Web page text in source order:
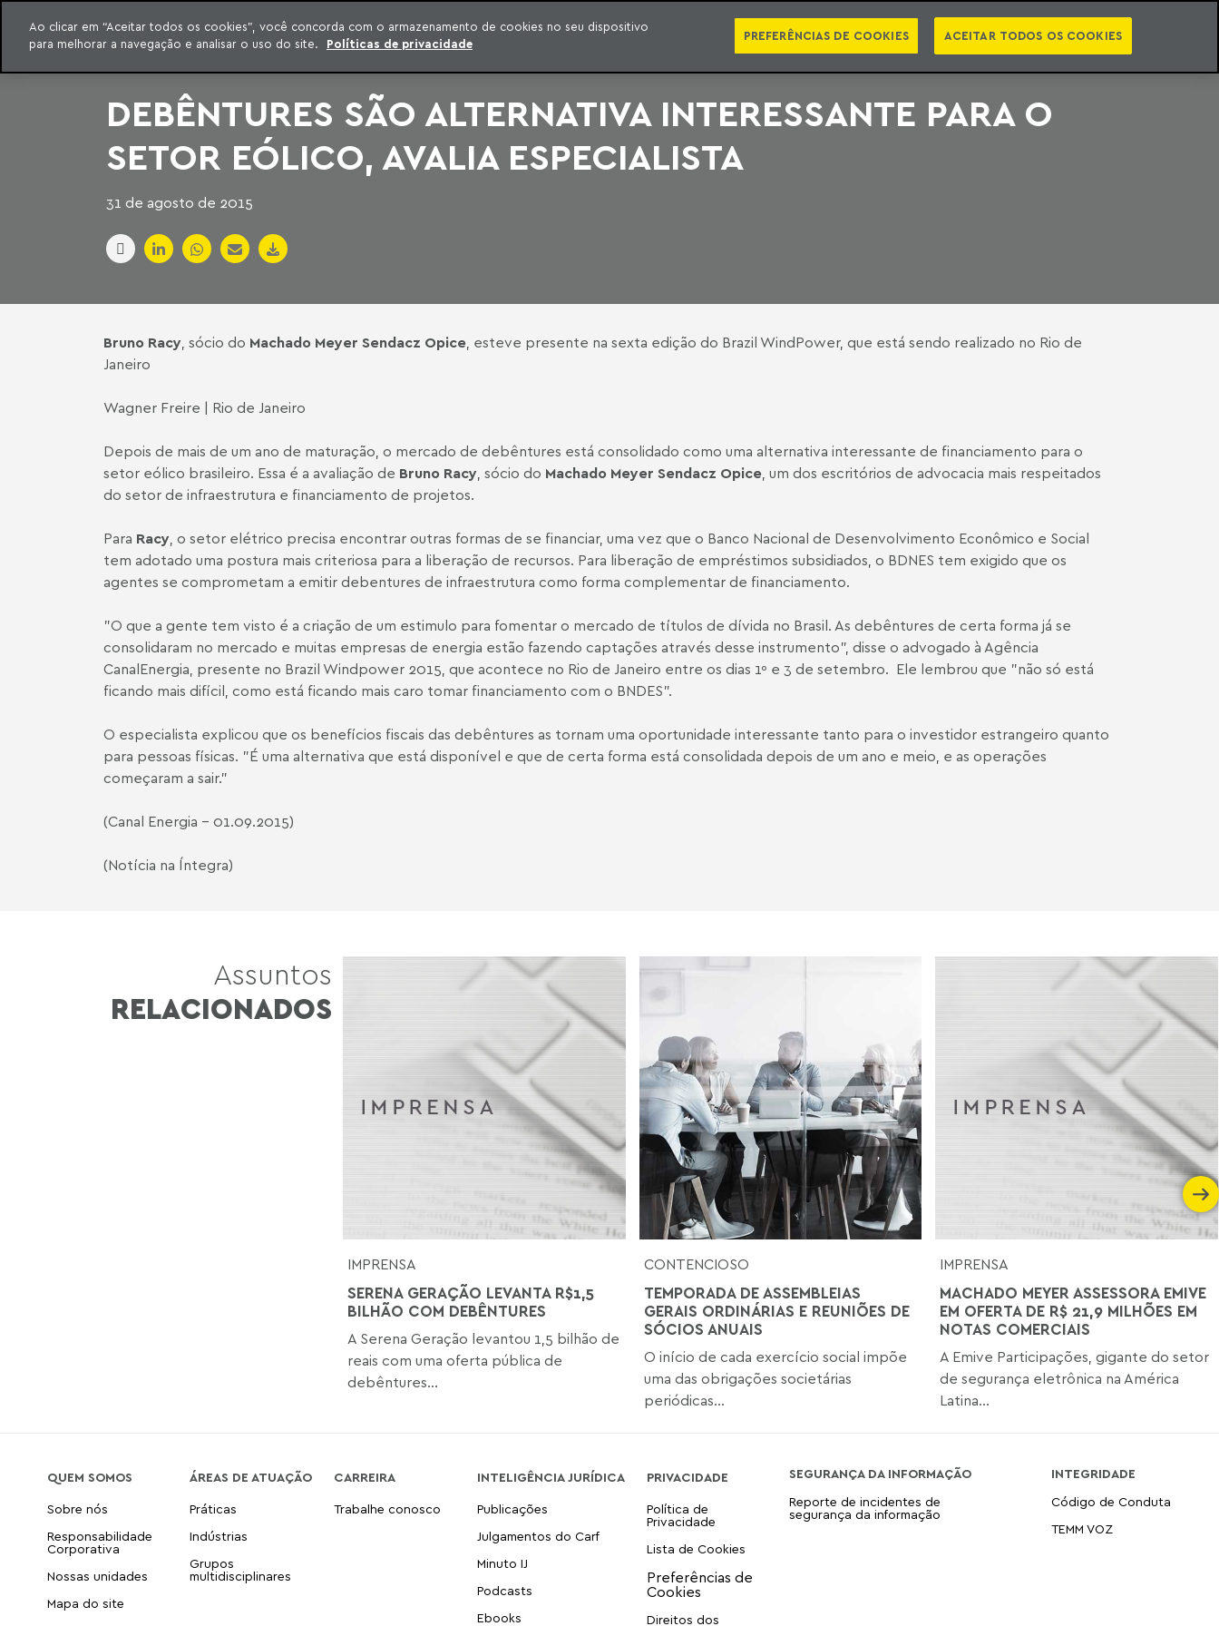
para o conteúdo
Machado Meyer
INTELIGÊNCIA JURÍDICA
CONTEÚDO EXCLUSIVO MACHADO MEYER ADVOGADOS
SÉRIES PUBLICAÇÕES EBOOKS PODCASTS NEWSLETTER VIDEOCASTS PT EN CATEGORIAS
DEBÊNTURES SÃO ALTERNATIVA INTERESSANTE PARA O
SETOR EÓLICO, AVALIA ESPECIALISTA
31 de agosto de 2015
Bruno Racy, sócio do Machado Meyer Sendacz Opice, esteve presente na sexta edição do Brazil WindPower, que está sendo realizado no Rio de
Janeiro
Wagner Freire | Rio de Janeiro
Depois de mais de um ano de maturação, o mercado de debêntures está consolidado como uma alternativa interessante de financiamento para o
setor eólico brasileiro. Essa é a avaliação de Bruno Racy, sócio do Machado Meyer Sendacz Opice, um dos escritórios de advocacia mais respeitados
do setor de infraestrutura e financiamento de projetos.
Para Racy, o setor elétrico precisa encontrar outras formas de se financiar, uma vez que o Banco Nacional de Desenvolvimento Econômico e Social
tem adotado uma postura mais criteriosa para a liberação de recursos. Para liberação de empréstimos subsidiados, o BDNES tem exigido que os
agentes se comprometam a emitir debentures de infraestrutura como forma complementar de financiamento.
"O que a gente tem visto é a criação de um estimulo para fomentar o mercado de títulos de dívida no Brasil. As debêntures de certa forma já se
consolidaram no mercado e muitas empresas de energia estão fazendo captações através desse instrumento", disse o advogado à Agência
CanalEnergia, presente no Brazil Windpower 2015, que acontece no Rio de Janeiro entre os dias 1º e 3 de setembro. Ele lembrou que "não só está
ficando mais difícil, como está ficando mais caro tomar financiamento com o BNDES".
O especialista explicou que os benefícios fiscais das debêntures as tornam uma oportunidade interessante tanto para o investidor estrangeiro quanto
para pessoas físicas. "É uma alternativa que está disponível e que de certa forma está consolidada depois de um ano e meio, e as operações
começaram a sair."
(Canal Energia - 01.09.2015)
(Notícia na Íntegra)
Assuntos
RELACIONADOS
IMPRENSA
SERENA GERAÇÃO LEVANTA R$1,5
BILHÃO COM DEBÊNTURES
A Serena Geração levantou 1,5 bilhão de
reais com uma oferta pública de
debêntures...
CONTENCIOSO
TEMPORADA DE ASSEMBLEIAS
GERAIS ORDINÁRIAS E REUNIÕES DE
SÓCIOS ANUAIS
O início de cada exercício social impõe
uma das obrigações societárias
periódicas...
IMPRENSA
MACHADO MEYER ASSESSORA EMIVE
EM OFERTA DE R$ 21,9 MILHÕES EM
NOTAS COMERCIAIS
A Emive Participações, gigante do setor
de segurança eletrônica na América
Latina...
QUEM SOMOS
Sobre nós
Responsabilidade
Corporativa
Nossas unidades
Mapa do site
ÁREAS DE ATUAÇÃO
Práticas
Indústrias
Grupos
multidisciplinares
CARREIRA
Trabalhe conosco
INTELIGÊNCIA JURÍDICA
Publicações
Julgamentos do Carf
Minuto IJ
Podcasts
Ebooks
PRIVACIDADE
Política de
Privacidade
Lista de Cookies
Direitos dos
SEGURANÇA DA INFORMAÇÃO
Reporte de incidentes de
segurança da informação
INTEGRIDADE
Código de Conduta
TEMM VOZ
Ao clicar em “Aceitar todos os cookies”, você concorda com o armazenamento de cookies no seu dispositivo
para melhorar a navegação e analisar o uso do site.
Políticas de privacidade
PREFERÊNCIAS DE COOKIES ACEITAR TODOS OS COOKIES